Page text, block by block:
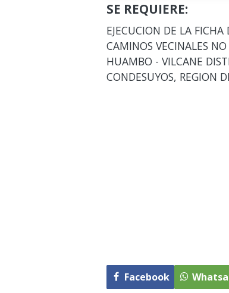
SE REQUIERE:
EJECUCION DE LA
CAMINOS VECINALES
HUAMBO - VILCANE
CONDESUYOS, REGION
Facebook